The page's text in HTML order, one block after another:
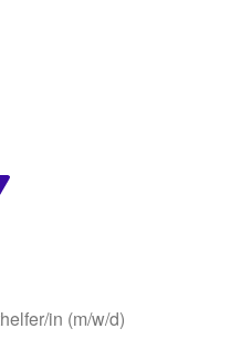
in (m/w/d)